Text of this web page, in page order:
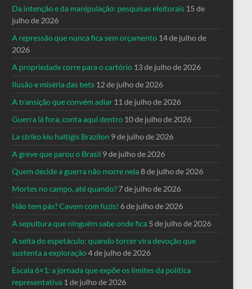
Da intenção e da manipulação: pesquisas eleitorais 15 de
julho de 2026
A repressão que nunca fica sem orçamento 14 de julho de
2026
A propriedade corre para o cartório 13 de julho de 2026
Ilusão e miséria das bets 12 de julho de 2026
A transição que convém adiar 11 de julho de 2026
Guerra lá fora, conta aqui dentro 10 de julho de 2026
La striko kiu haltigis Brazilon 9 de julho de 2026
A greve que parou o Brasil 9 de julho de 2026
Quem decide a guerra não morre nela 8 de julho de 2026
Mortes no campo, até quando? 7 de julho de 2026
Não tem pás? Cavem com fuzis! 6 de julho de 2026
A sepultura que ninguém sabe onde fica 5 de julho de 2026
A seita do espetáculo: quando torcer vira devoção que
sustenta a exploração4 de julho de 2026
Escala 6×1: a jornada que expõe os limites da política
representativa 1 de julho de 2026